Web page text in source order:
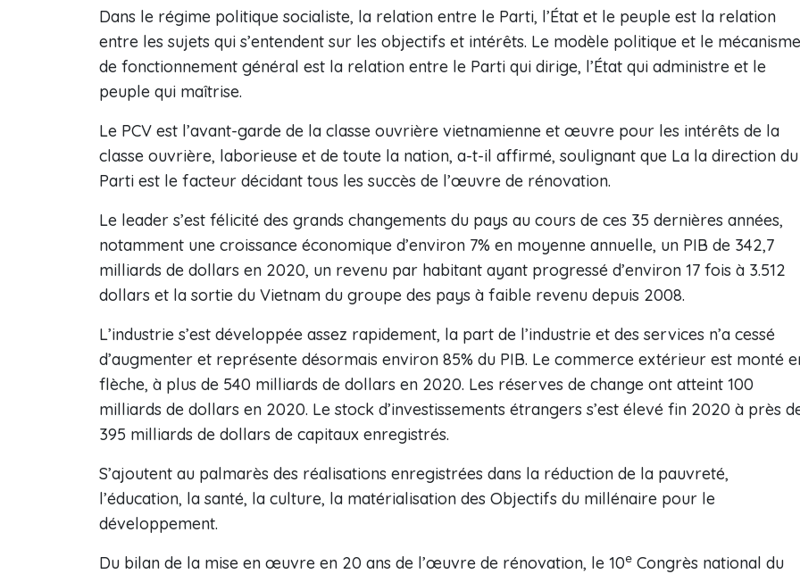
Dans le régime politique socialiste, la relation entre le Parti, l’État et le peuple est la relation
entre les sujets qui s’entendent sur les objectifs et intérêts. Le modèle politique et le mécanisme
de fonctionnement général est la relation entre le Parti qui dirige, l’État qui administre et le
peuple qui maîtrise.
Le PCV est l’avant-garde de la classe ouvrière vietnamienne et œuvre pour les intérêts de la
classe ouvrière, laborieuse et de toute la nation, a-t-il affirmé, soulignant que La la direction du
Parti est le facteur décidant tous les succès de l’œuvre de rénovation.
Le leader s’est félicité des grands changements du pays au cours de ces 35 dernières années,
notamment une croissance économique d’environ 7% en moyenne annuelle, un PIB de 342,7
milliards de dollars en 2020, un revenu par habitant ayant progressé d’environ 17 fois à 3.512
dollars et la sortie du Vietnam du groupe des pays à faible revenu depuis 2008.
L’industrie s’est développée assez rapidement, la part de l’industrie et des services n’a cessé
d’augmenter et représente désormais environ 85% du PIB. Le commerce extérieur est monté
flèche, à plus de 540 milliards de dollars en 2020. Les réserves de change ont atteint 100
milliards de dollars en 2020. Le stock d’investissements étrangers s’est élevé fin 2020 à près
395 milliards de dollars de capitaux enregistrés.
S’ajoutent au palmarès des réalisations enregistrées dans la réduction de la pauvreté,
l’éducation, la santé, la culture, la matérialisation des Objectifs du millénaire pour le
développement.
Du bilan de la mise en œuvre en 20 ans de l’œuvre de rénovation, le 10e Congrès national du